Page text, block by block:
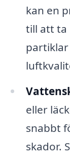
kan en
till att ta
partiklar
eller
snabbt
skador.